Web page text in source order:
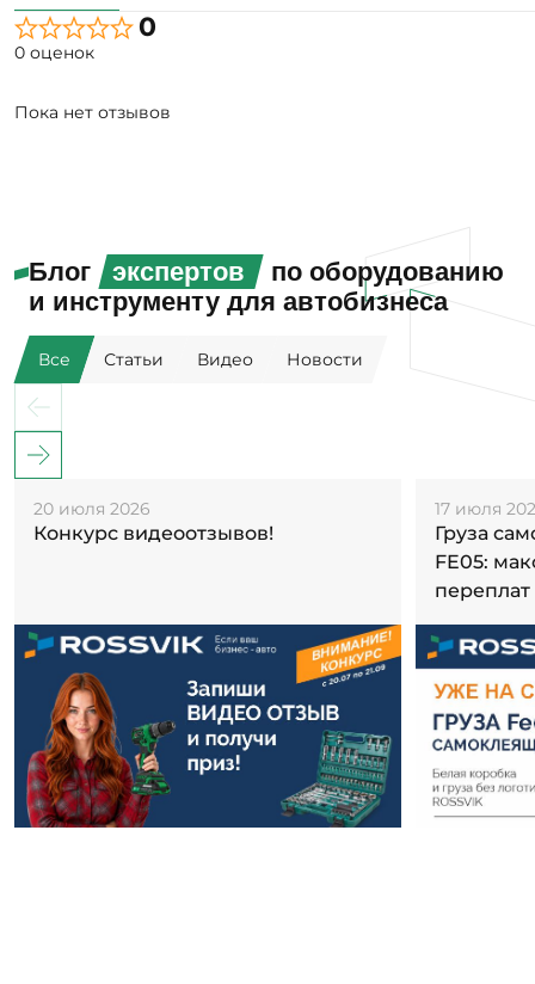
0
0 оценок
Пока нет отзывов
Блог экспертов
по оборудованию
и инструменту для автобизнеса
Все Статьи Видео Новости
20 июля 2026
Конкурс видеоотзывов!
17 июля
Груза
FE05:
переплат